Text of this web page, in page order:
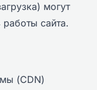
могут
работы сайта.
(CDN)